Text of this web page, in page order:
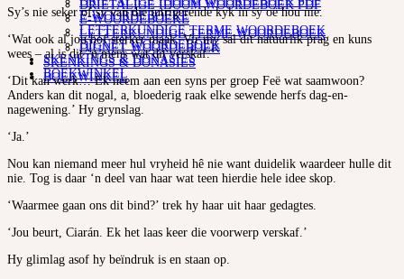
DRIETALIGE IDOOM WOORDEBOEK PDF
E-WOORDEBOEKE
LETTERKUNDIGE TERME WOORDEBOEK
DIGNET WOORDEBOEK
SKENKINGS & DONASIES
BOEKWINKEL
E-WOORDEBOEKE
LETTERKUNDIGE TERME WOORDEBOEK
DIGNET WOORDEBOEK
SKENKINGS & DONASIES
BOEKWINKEL
Sy’s nie seker of sy van die intrigerende kyk in sy oë hou nie.
‘Wat ook al jou hof sterker maak. Vir my sal dit natuurlik prag en kuns
wees – al is dit ‘n mens wat dit verskaf.’
‘Dit kan werk… Ek neem aan een syns per groep Feë wat saamwoon?
Anders kan dit nogal, a, bloederig raak elke sewende herfs dag-en-
nagewening.’ Hy grynslag.
‘Ja.’
Nou kan niemand meer hul vryheid hê nie want duidelik waardeer hulle dit
nie. Tog is daar ‘n deel van haar wat teen hierdie hele idee skop.
‘Waarmee gaan ons dit bind?’ trek hy haar uit haar gedagtes.
‘Jou beurt, Ciarán. Ek het laas keer die voorwerp verskaf.’
Hy glimlag asof hy beïndruk is en staan op.